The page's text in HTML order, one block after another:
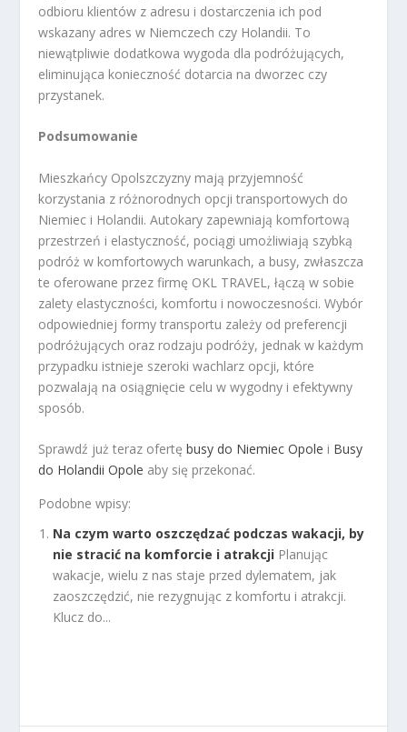
odbioru klientów z adresu i dostarczenia ich pod
wskazany adres w Niemczech czy Holandii. To
niewątpliwie dodatkowa wygoda dla podróżujących,
eliminująca konieczność dotarcia na dworzec czy
przystanek.
Podsumowanie
Mieszkańcy Opolszczyzny mają przyjemność
korzystania z różnorodnych opcji transportowych do
Niemiec i Holandii. Autokary zapewniają komfortową
przestrzeń i elastyczność, pociągi umożliwiają szybką
podróż w komfortowych warunkach, a busy, zwłaszcza
te oferowane przez firmę OKL TRAVEL, łączą w sobie
zalety elastyczności, komfortu i nowoczesności. Wybór
odpowiedniej formy transportu zależy od preferencji
podróżujących oraz rodzaju podróży, jednak w każdym
przypadku istnieje szeroki wachlarz opcji, które
pozwalają na osiągnięcie celu w wygodny i efektywny
sposób.
Sprawdź już teraz ofertębusy do Niemiec Opole i Busy
do Holandii Opole aby się przekonać.
Podobne wpisy:
Na czym warto oszczędzać podczas wakacji, by
nie stracić na komforcie i atrakcji Planując
wakacje, wielu z nas staje przed dylematem, jak
zaoszczędzić, nie rezygnując z komfortu i atrakcji.
Klucz do...